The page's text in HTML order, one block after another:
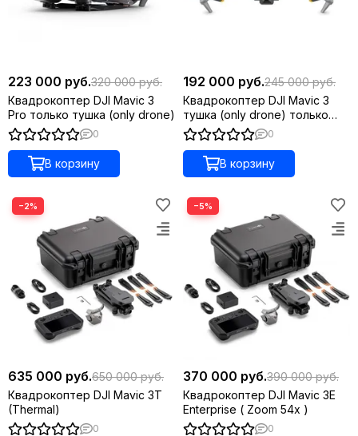
223 000 руб.320 000 руб.
Квадрокоптер DJI Mavic 3
Pro только тушка (only drone)
0
В корзину
192 000 руб.245 000 руб.
Квадрокоптер DJI Mavic 3
тушка (only drone) только
дрон
0
В корзину
−2%
635 000 руб.650 000 руб.
Квадрокоптер DJI Mavic 3T
(Thermal)
0
−5%
370 000 руб.390 000 руб.
Квадрокоптер DJI Mavic 3E
Enterprise ( Zoom 54x )
0